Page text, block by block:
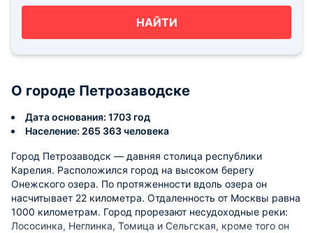
НАЙТИ
О городе Петрозаводске
Дата основания: 1703 год
Население: 265 363 человека
Город Петрозаводск — давняя столица республики
Карелия. Расположился город на высоком берегу
Онежского озера. По протяженности вдоль озера он
насчитывает 22 километра. Отдаленность от Москвы равна
1000 километрам. Город прорезают несудоходные реки:
Лососинка, Неглинка, Томица и Сельгская, кроме того он